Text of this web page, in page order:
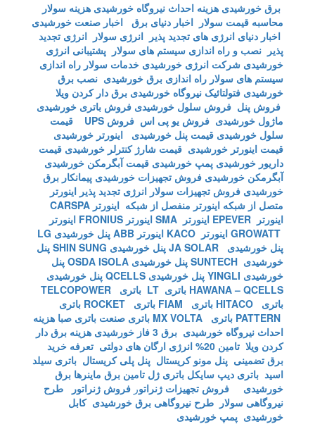
برق خورشیدی هزینه احداث نیروگاه خورشیدی هزینه سولار
محاسبه قیمت سولار اخبار دنیای برق اخبار صنعت خورشیدی
اخبار دنیای انرژی های تجدید پذیر انرژی سولار انرژی تجدید
پذیر نصب و راه اندازی سیستم های سولار پشتیبانی انرژی
خورشیدی شرکت انرژی خورشیدی خدمات سولار راه اندازی
سیستم های سولار راه اندازی برق خورشیدی نصب برق
خورشیدی فتولتائیک نیروگاه خورشیدی برق دار کردن ویلا
فروش پنل فروش سلول خورشیدی فروش باتری خورشیدی
ماژول خورشیدی فروش یو پی اس فروش UPS
قیمت
سلول خورشیدی قیمت پنل خورشیدی
اینورتر خورشیدی
قیمت اینورتر خورشیدی قیمت شارژ کنترلر خورشیدی قیمت
داریور خورشیدی پمپ خورشیدی قیمت آبگرمکن خورشیدی
آبگرمکن خورشیدی فروش تجهیزات خورشیدی پیمانکار برق
خورشیدی فروش تجهیزات سولار انرژی تجدید پذیر اینورتر
متصل از شبکه اینورتر منفصل از شبکه اینورتر CARSPA
اینورتر EPEVER
اینورتر SMA اینورتر FRONIUS
اینورتر
اینورتر KACO اینورتر ABB
پنل خورشیدی LG
پنل خورشیدی JA SOLAR
پنل خورشیدی SHIN SUNG
پنل
خورشیدی SUNTECH
پنل خورشیدی OSDA ISOLA
پنل
خورشیدی YINGLI
پنل خورشیدی QCELLS
پنل خورشیدی
HAWANA – QCELLS باتری LT
باتری TELCOPOWER
باتری HITACO
باتری FIAM باتری ROCKET
باتری
باتری MX VOLTA باتری صنعت باتری صبا هزینه
احداث نیروگاه خورشیدی برق 3 فاز خورشیدی
هزینه برق دار
کردن ویلا تامین 20% انرژی ارگان های دولتی
تعرفه خرید
برق تضمینی پنل مونو کریستال پنل پلی کریستال باتری سیلد
اسید باتری دیپ سایکل باتری ژل تامین برق ماینرها برق
خورشیدی
فروش تجهیزات ژنراتور فروش ژنراتور
طرح
نیروگاهی سولار طرح نیروگاهی برق خورشیدی کابل
خورشیدی پمپ خورشیدی